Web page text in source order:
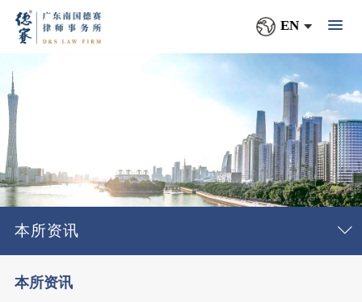
EN
本所资讯
本所资讯